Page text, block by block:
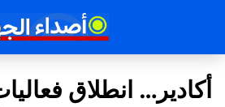
أكادير… انطلاق